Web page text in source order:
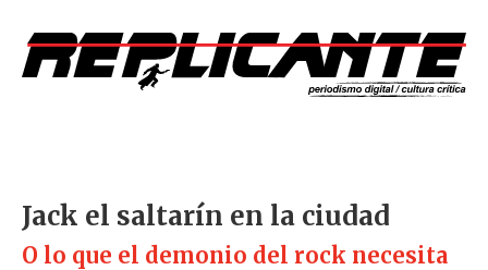
Jack el saltarín en la ciudad
O lo que el demonio del rock necesita